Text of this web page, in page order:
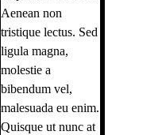
Aenean non
tristique lectus. Sed
ligula magna,
molestie a
bibendum vel,
malesuada eu enim.
Quisque ut nunc at